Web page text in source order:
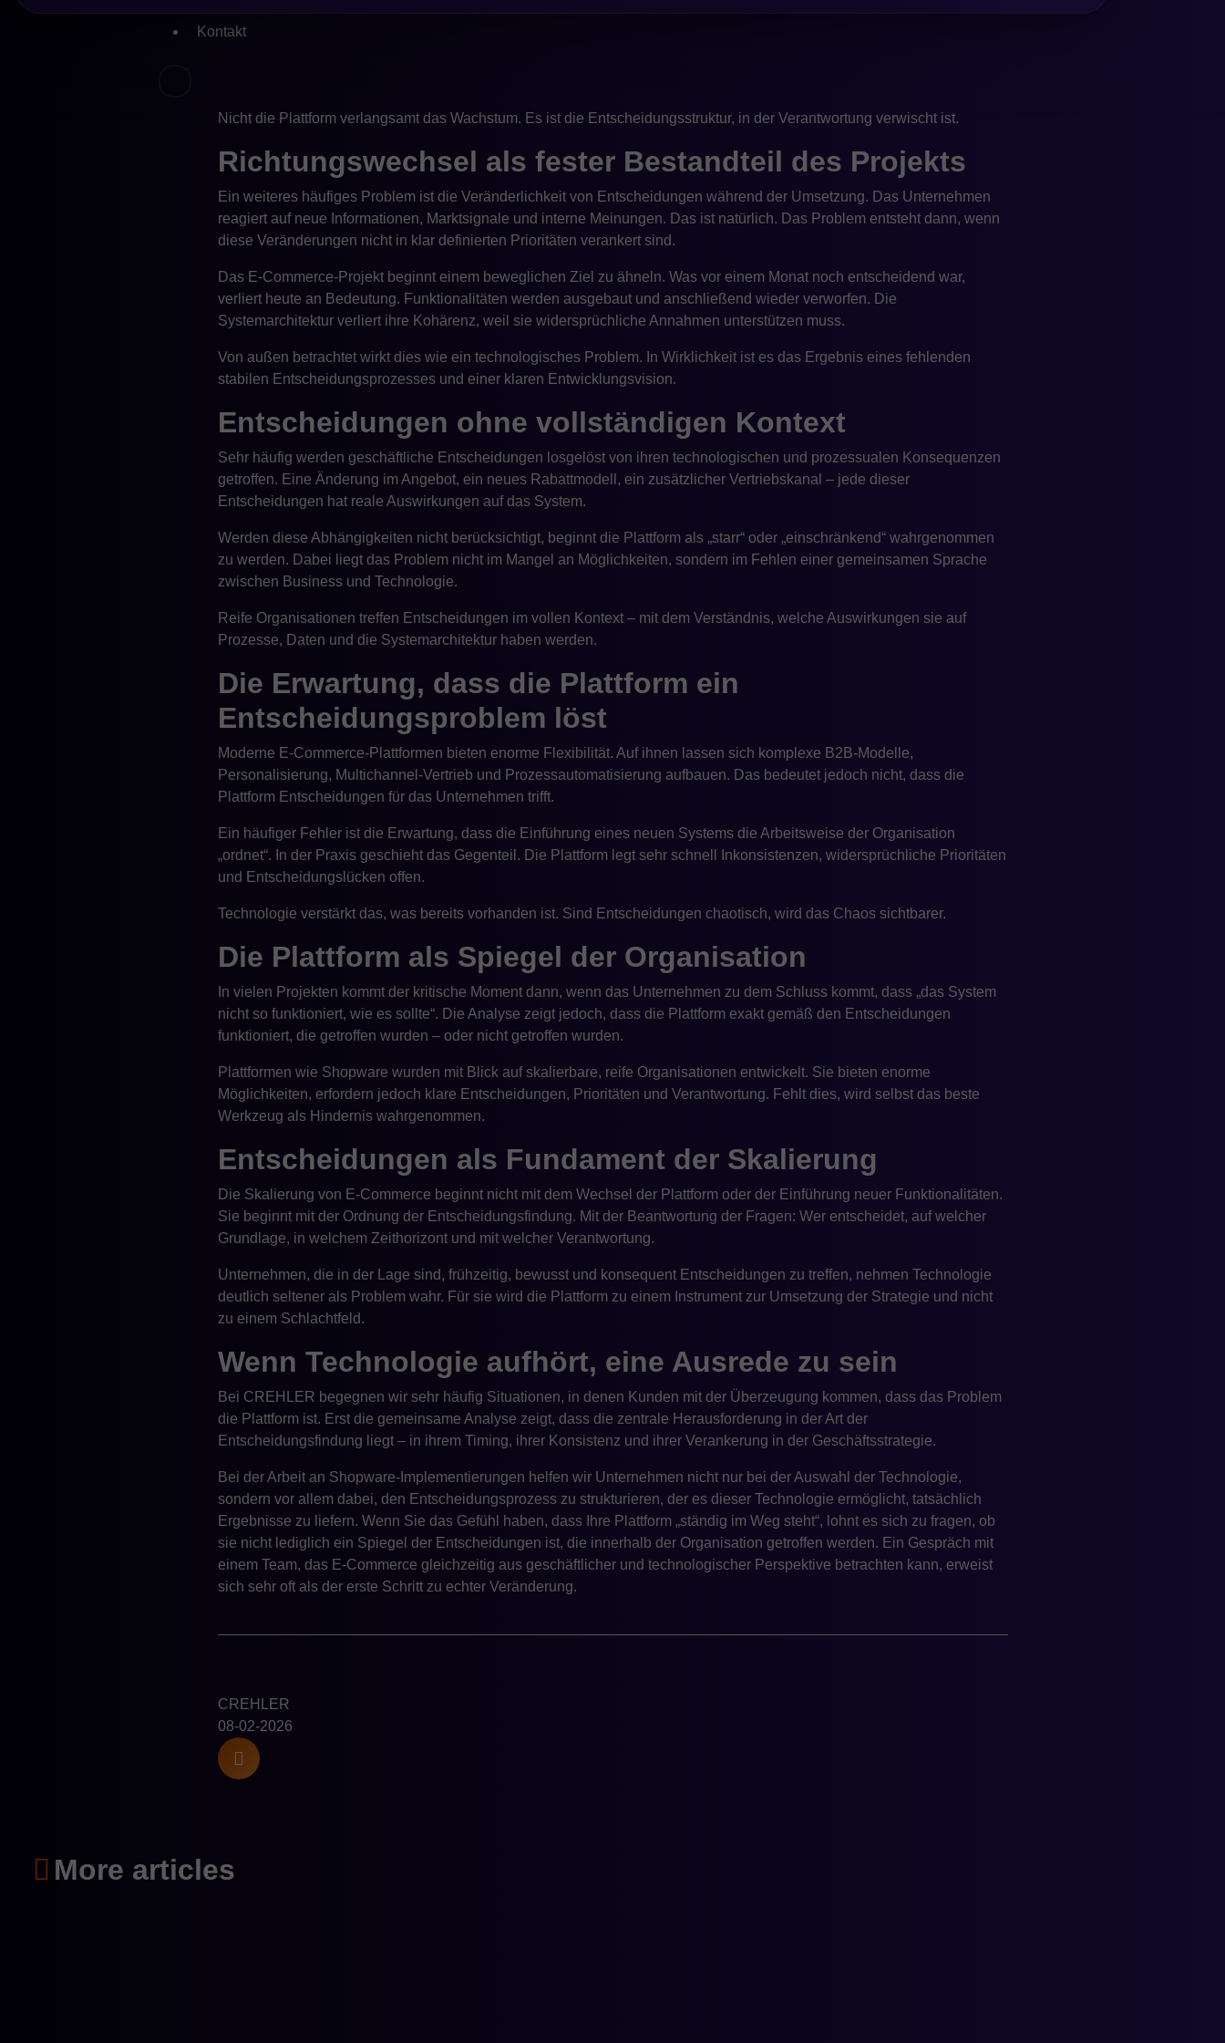
Kontakt
Wenn jede Entscheidung Abstimmungen zwischen mehreren Abteilungen erfordert und niemand ein echtes
Entscheidungsmandat hat, verlängert sich der Prozess. Das Technologie-Team wartet, das Projekt steht still und der
Nicht die Plattform verlangsamt das Wachstum. Es ist die Entscheidungsstruktur, in der Verantwortung verwischt ist.
Richtungswechsel als fester Bestandteil des Projekts
Ein weiteres häufiges Problem ist die Veränderlichkeit von Entscheidungen während der Umsetzung. Das Unternehmen
reagiert auf neue Informationen, Marktsignale und interne Meinungen. Das ist natürlich. Das Problem entsteht dann, wenn
diese Veränderungen nicht in klar definierten Prioritäten verankert sind.
Das E-Commerce-Projekt beginnt einem beweglichen Ziel zu ähneln. Was vor einem Monat noch entscheidend war,
verliert heute an Bedeutung. Funktionalitäten werden ausgebaut und anschließend wieder verworfen. Die
Systemarchitektur verliert ihre Kohärenz, weil sie widersprüchliche Annahmen unterstützen muss.
Von außen betrachtet wirkt dies wie ein technologisches Problem. In Wirklichkeit ist es das Ergebnis eines fehlenden
stabilen Entscheidungsprozesses und einer klaren Entwicklungsvision.
Entscheidungen ohne vollständigen Kontext
Sehr häufig werden geschäftliche Entscheidungen losgelöst von ihren technologischen und prozessualen Konsequenzen
getroffen. Eine Änderung im Angebot, ein neues Rabattmodell, ein zusätzlicher Vertriebskanal – jede dieser
Entscheidungen hat reale Auswirkungen auf das System.
Werden diese Abhängigkeiten nicht berücksichtigt, beginnt die Plattform als „starr“ oder „einschränkend“ wahrgenommen
zu werden. Dabei liegt das Problem nicht im Mangel an Möglichkeiten, sondern im Fehlen einer gemeinsamen Sprache
zwischen Business und Technologie.
Reife Organisationen treffen Entscheidungen im vollen Kontext – mit dem Verständnis, welche Auswirkungen sie auf
Prozesse, Daten und die Systemarchitektur haben werden.
Die Erwartung, dass die Plattform ein
Entscheidungsproblem löst
Moderne E-Commerce-Plattformen bieten enorme Flexibilität. Auf ihnen lassen sich komplexe B2B-Modelle,
Personalisierung, Multichannel-Vertrieb und Prozessautomatisierung aufbauen. Das bedeutet jedoch nicht, dass die
Plattform Entscheidungen für das Unternehmen trifft.
Ein häufiger Fehler ist die Erwartung, dass die Einführung eines neuen Systems die Arbeitsweise der Organisation
„ordnet“. In der Praxis geschieht das Gegenteil. Die Plattform legt sehr schnell Inkonsistenzen, widersprüchliche Prioritäten
und Entscheidungslücken offen.
Technologie verstärkt das, was bereits vorhanden ist. Sind Entscheidungen chaotisch, wird das Chaos sichtbarer.
Die Plattform als Spiegel der Organisation
In vielen Projekten kommt der kritische Moment dann, wenn das Unternehmen zu dem Schluss kommt, dass „das System
nicht so funktioniert, wie es sollte“. Die Analyse zeigt jedoch, dass die Plattform exakt gemäß den Entscheidungen
funktioniert, die getroffen wurden – oder nicht getroffen wurden.
Plattformen wie Shopware wurden mit Blick auf skalierbare, reife Organisationen entwickelt. Sie bieten enorme
Möglichkeiten, erfordern jedoch klare Entscheidungen, Prioritäten und Verantwortung. Fehlt dies, wird selbst das beste
Werkzeug als Hindernis wahrgenommen.
Entscheidungen als Fundament der Skalierung
Die Skalierung von E-Commerce beginnt nicht mit dem Wechsel der Plattform oder der Einführung neuer Funktionalitäten.
Sie beginnt mit der Ordnung der Entscheidungsfindung. Mit der Beantwortung der Fragen: Wer entscheidet, auf welcher
Grundlage, in welchem Zeithorizont und mit welcher Verantwortung.
Unternehmen, die in der Lage sind, frühzeitig, bewusst und konsequent Entscheidungen zu treffen, nehmen Technologie
deutlich seltener als Problem wahr. Für sie wird die Plattform zu einem Instrument zur Umsetzung der Strategie und nicht
zu einem Schlachtfeld.
Wenn Technologie aufhört, eine Ausrede zu sein
Bei CREHLER begegnen wir sehr häufig Situationen, in denen Kunden mit der Überzeugung kommen, dass das Problem
die Plattform ist. Erst die gemeinsame Analyse zeigt, dass die zentrale Herausforderung in der Art der
Entscheidungsfindung liegt – in ihrem Timing, ihrer Konsistenz und ihrer Verankerung in der Geschäftsstrategie.
Bei der Arbeit an Shopware-Implementierungen helfen wir Unternehmen nicht nur bei der Auswahl der Technologie,
sondern vor allem dabei, den Entscheidungsprozess zu strukturieren, der es dieser Technologie ermöglicht, tatsächlich
Ergebnisse zu liefern. Wenn Sie das Gefühl haben, dass Ihre Plattform „ständig im Weg steht“, lohnt es sich zu fragen, ob
sie nicht lediglich ein Spiegel der Entscheidungen ist, die innerhalb der Organisation getroffen werden. Ein Gespräch mit
einem Team, das E-Commerce gleichzeitig aus geschäftlicher und technologischer Perspektive betrachten kann, erweist
sich sehr oft als der erste Schritt zu echter Veränderung.
CREHLER
08-02-2026
More articles